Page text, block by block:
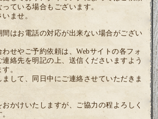
ている場合もございます。
ませ。
間はお電話の対応が出来ない場合がござい
せやご予約依頼は、Webサイトの各フォ
絡先を明記の上、送信くださいますよう
。
して、同日中にご連絡させていただきま
かけいたしますが、ご協力の程よろしく